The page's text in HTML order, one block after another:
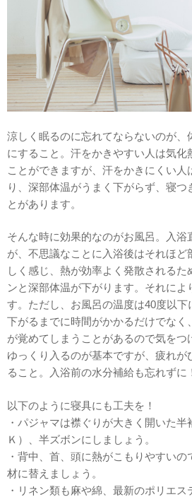
涼しく眠るのに忘れてならないのが、
にすること。汗をかきやすい人は気化
ことができますが、汗をかきにくい人
り、深部体温がうまく下がらず、寝つ
とがあります。
そんな時に効果的なのがお風呂。入浴
が、不思議なことに入浴後はそれほど
しく感じ、熱が効率よく発散されるた
ンと深部体温が下がります。それによ
す。ただし、お風呂の温度は40度以
下がるまでに時間がかかるだけでなく
が覚めてしまうことがあるので気をつ
ゆっくり入るのが基本ですが、疲れが
ること。入浴前の水分補給も忘れずに
以下のように寝具にも工夫を！
・パジャマは襟ぐりが大きく開いた半
Ｋ）、半ズボンにしましょう。
・背中、首、頭に熱がこもりやすい
材に替えましょう。
・リネン類も麻や綿、最新のポリエ